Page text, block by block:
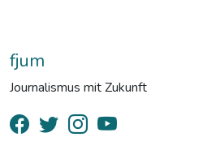
fjum
Journalismus mit Zukunft